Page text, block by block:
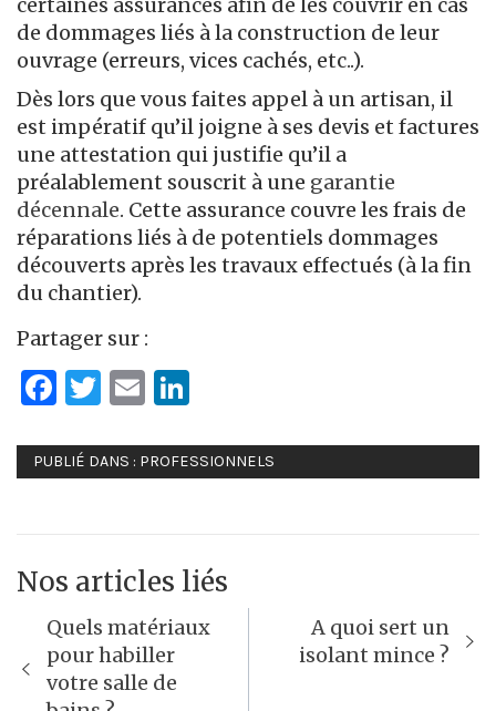
certaines assurances afin de les couvrir en cas
de dommages liés à la construction de leur
ouvrage (erreurs, vices cachés, etc..).
Dès lors que vous faites appel à un artisan, il
est impératif qu’il joigne à ses devis et factures
une attestation qui justifie qu’il a
préalablement souscrit à une garantie
décennale. Cette assurance couvre les frais de
réparations liés à de potentiels dommages
découverts après les travaux effectués (à la fin
du chantier).
Partager sur :
Facebook
Twitter
Email
PUBLIÉ DANS : PROFESSIONNELS
Nos articles liés
Navigation
de
l’article
Quels matériaux
pour habiller
votre salle de
A quoi sert un
isolant mince ?